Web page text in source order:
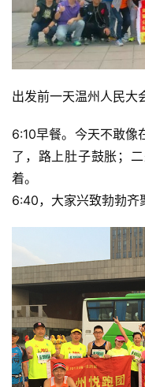
出发前一天温州人民大
6:10早餐。今天不敢像
了，路上肚子鼓胀；
着。
6:40，大家兴致勃勃齐